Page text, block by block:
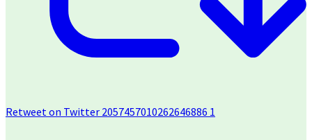
Retweet on Twitter 2057457010262646886 1